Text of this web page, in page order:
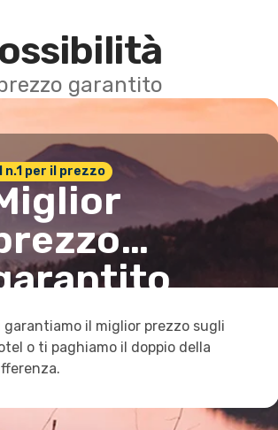
garantito
Il n.1 per il prezzo
garantiamo il miglior prezzo sugli
o ti paghiamo il doppio della